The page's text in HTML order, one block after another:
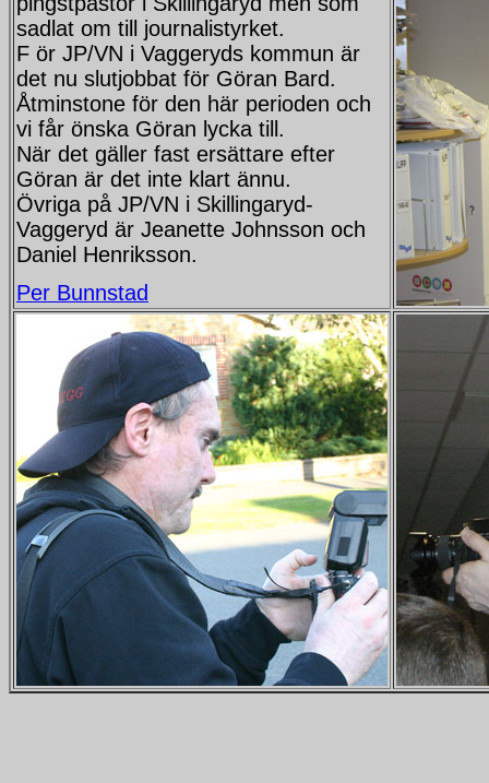
sadlat om till journalistyrket.
F ör JP/VN i Vaggeryds kommun är
det nu slutjobbat för Göran Bard.
Åtminstone för den här perioden och
vi får önska Göran lycka till.
När det gäller fast ersättare efter
Göran är det inte klart ännu.
Övriga på JP/VN i Skillingaryd-
Vaggeryd är Jeanette Johnsson och
Daniel Henriksson.
Per Bunnstad